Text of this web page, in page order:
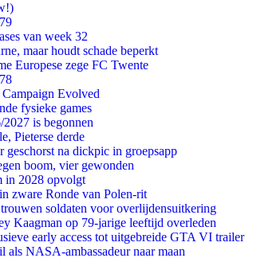
van week 32
maar houdt schade beperkt
Europese zege FC Twente
Evolved
fysieke games
is begonnen
Pieterse derde
na dickpic in groepsapp
boom, vier gewonden
in 2028 opvolgt
zware Ronde van Polen-rit
soldaten voor overlijdensuitkering
Kaagman op 79-jarige leeftijd overleden
early access tot uitgebreide GTA VI trailer
NASA-ambassadeur naar maan